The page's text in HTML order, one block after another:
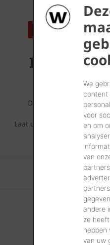
We
content
voor
en om
van
andere
ze
hebben
van uw
ZOEK EEN
Ontdek wat er allemaal
Laat u inspireren door de
1